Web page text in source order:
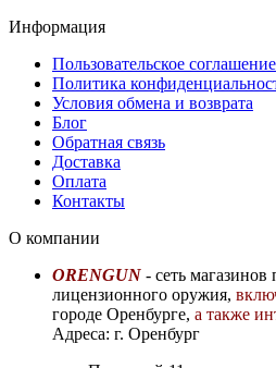
Информация
Пользовательское соглашение
Политика
Условия обмена и возврата
Блог
Обратная связь
Доставка
Оплата
Контакты
О компании
ORENGUN - сеть магазинов
лицензионного оружия,
городе Оренбурге, а также
Адреса: г. Оренбург